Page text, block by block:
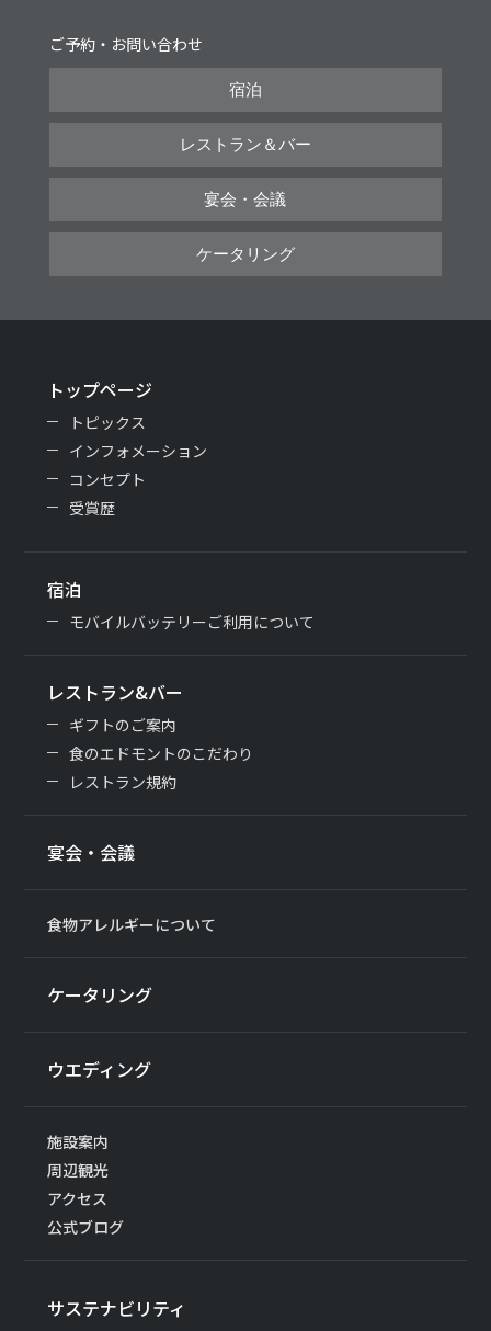
ご予約・お問い合わせ
宿泊
レストラン＆バー
宴会・会議
ケータリング
トップページ
トピックス
インフォメーション
コンセプト
受賞歴
宿泊
モバイルバッテリーご利用について
レストラン&バー
ギフトのご案内
食のエドモントのこだわり
レストラン規約
宴会・会議
食物アレルギーについて
ケータリング
ウエディング
施設案内
周辺観光
アクセス
公式ブログ
サステナビリティ